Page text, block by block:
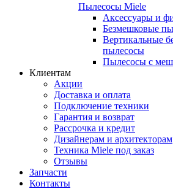
Пылесосы Miele
Аксессуары и
Безмешковые
Вертикальные
пылесосы
Пылесосы с
Клиентам
Акции
Доставка и оплата
Подключение техники
Гарантия и возврат
Рассрочка и кредит
Дизайнерам и архитекторам
Техника Miele под заказ
Отзывы
Запчасти
Контакты